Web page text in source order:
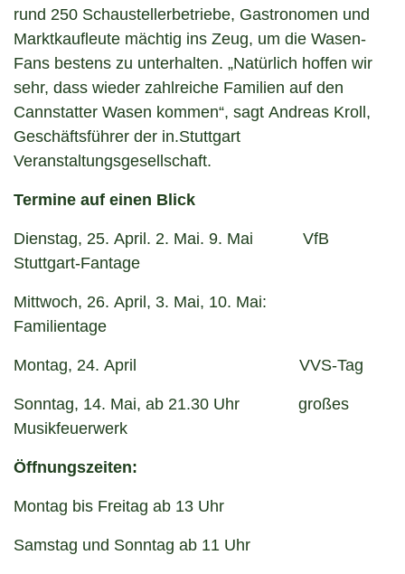
rund 250 Schaustellerbetriebe, Gastronomen und
Marktkaufleute mächtig ins Zeug, um die Wasen-
Fans bestens zu unterhalten. „Natürlich hoffen wir
sehr, dass wieder zahlreiche Familien auf den
Cannstatter Wasen kommen“, sagt Andreas Kroll,
Geschäftsführer der in.Stuttgart
Veranstaltungsgesellschaft.
Termine auf einen Blick
Dienstag, 25. April. 2. Mai. 9. Mai VfB
Stuttgart-Fantage
Mittwoch, 26. April, 3. Mai, 10. Mai:
Familientage
Montag, 24. April VVS-Tag
Sonntag, 14. Mai, ab 21.30 Uhr großes
Musikfeuerwerk
Öffnungszeiten:
Montag bis Freitag ab 13 Uhr
Samstag und Sonntag ab 11 Uhr